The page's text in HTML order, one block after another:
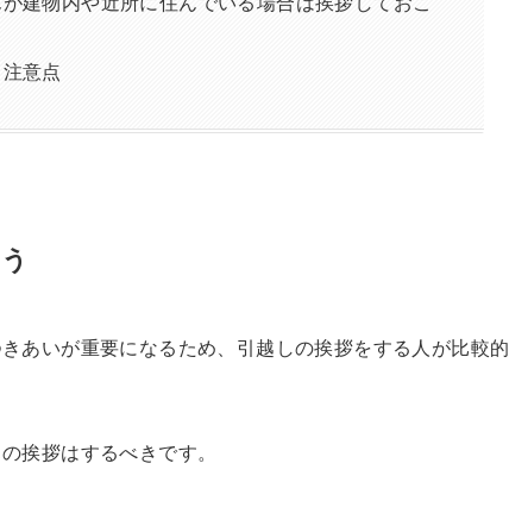
意点
あいが重要になるため、引越しの挨拶をする人が比較的
挨拶はするべきです。